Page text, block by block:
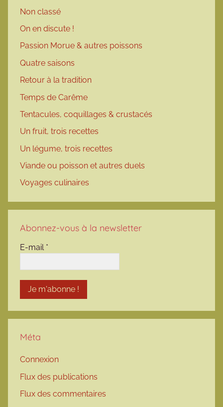
Non classé
On en discute !
Passion Morue & autres poissons
Quatre saisons
Retour à la tradition
Temps de Carême
Tentacules, coquillages & crustacés
Un fruit, trois recettes
Un légume, trois recettes
Viande ou poisson et autres duels
Voyages culinaires
Abonnez-vous à la newsletter
E-mail *
Méta
Connexion
Flux des publications
Flux des commentaires